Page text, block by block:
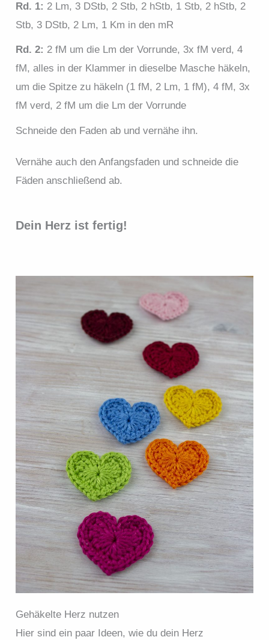
Rd. 1: 2 Lm, 3 DStb, 2 Stb, 2 hStb, 1 Stb, 2 hStb, 2
Stb, 3 DStb, 2 Lm, 1 Km in den mR
Rd. 2: 2 fM um die Lm der Vorrunde, 3x fM verd, 4
fM, alles in der Klammer in dieselbe Masche häkeln,
um die Spitze zu häkeln (1 fM, 2 Lm, 1 fM), 4 fM, 3x
fM verd, 2 fM um die Lm der Vorrunde
Schneide den Faden ab und vernähe ihn.
Vernähe auch den Anfangsfaden und schneide die
Fäden anschließend ab.
Dein Herz ist fertig!
Gehäkelte Herz nutzen
Hier sind ein paar Ideen, wie du dein Herz